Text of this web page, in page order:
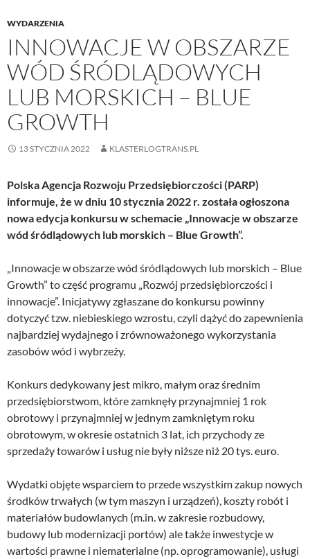
WYDARZENIA
INNOWACJE W OBSZARZE
WÓD ŚRÓDLĄDOWYCH
LUB MORSKICH – BLUE
GROWTH
13 STYCZNIA 2022 KLASTERLOGTRANS.PL
Polska Agencja Rozwoju Przedsiębiorczości (PARP)
informuje, że w dniu 10 stycznia 2022 r. została ogłoszona
nowa edycja konkursu w schemacie „Innowacje w obszarze
wód śródlądowych lub morskich – Blue Growth”.
„Innowacje w obszarze wód śródlądowych lub morskich – Blue
Growth” to część programu „Rozwój przedsiębiorczości i
innowacje”. Inicjatywy zgłaszane do konkursu powinny
dotyczyć tzw. niebieskiego wzrostu, czyli dążyć do zapewnienia
najbardziej wydajnego i zrównoważonego wykorzystania
zasobów wód i wybrzeży.
Konkurs dedykowany jest mikro, małym oraz średnim
przedsiębiorstwom, które zamknęły przynajmniej 1 rok
obrotowy i przynajmniej w jednym zamkniętym roku
obrotowym, w okresie ostatnich 3 lat, ich przychody ze
sprzedaży towarów i usług nie były niższe niż 20 tys. euro.
Wydatki objęte wsparciem to przede wszystkim zakup nowych
środków trwałych (w tym maszyn i urządzeń), koszty robót i
materiałów budowlanych (m.in. w zakresie rozbudowy,
budowy lub modernizacji portów) ale także inwestycje w
wartości prawne i niematerialne (np. oprogramowanie), usługi